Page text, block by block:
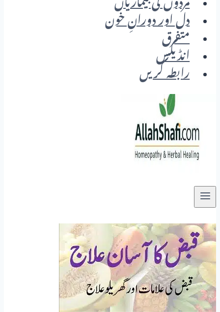
مردوں کی بیماریاں
دل اور دورانِ خون
متفرق
انڈیکس
رابطہ کریں